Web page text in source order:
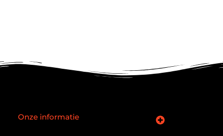
Onze informatie